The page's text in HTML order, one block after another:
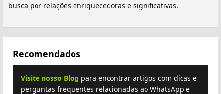
busca por relações enriquecedoras e significativas.
Recomendados
Visite nosso Blog para encontrar artigos com dicas e
perguntas frequentes relacionadas ao WhatsApp e